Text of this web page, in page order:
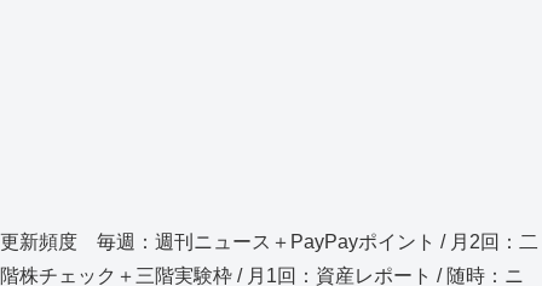
更新頻度 毎週：週刊ニュース＋PayPayポイント / 月2回：二
階株チェック＋三階実験枠 / 月1回：資産レポート / 随時：ニ